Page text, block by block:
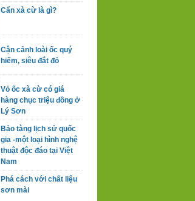
Cẩn xà cừ là gì?
Cận cảnh loài ốc quý
hiếm, siêu đắt đỏ
Vỏ ốc xà cừ có giá
hàng chục triệu đồng ở
Lý Sơn
Bảo tàng lịch sử quốc
gia -một loại hình nghệ
thuật độc đáo tại Việt
Nam
Phá cách với chất liệu
sơn mài